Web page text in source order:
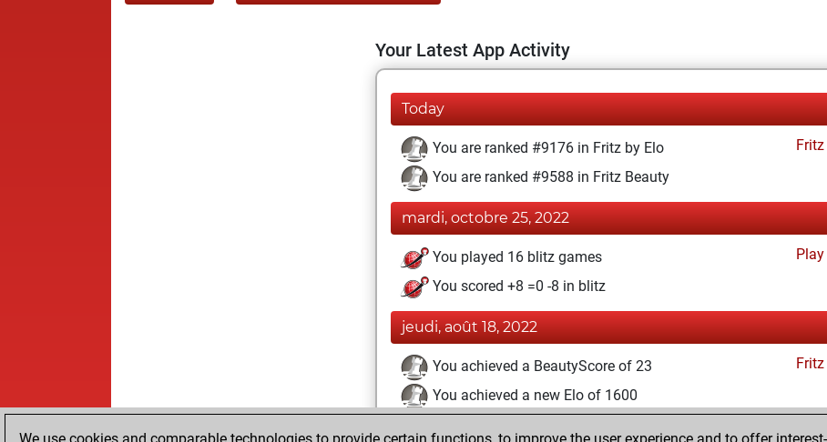
Your Latest App Activity
Today
You are ranked #9176 in Fritz by Elo
Fritz
You are ranked #9588 in Fritz Beauty
mardi, octobre 25, 2022
You played 16 blitz games
Play
You scored +8 =0 -8 in blitz
jeudi, août 18, 2022
You achieved a BeautyScore of 23
Fritz
You achieved a new Elo of 1600
vendredi, janvier 22, 2021